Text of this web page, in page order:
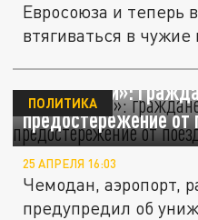
Евросоюза и теперь
втягиваться в
«Есть риски»:
предостережение
ПОЛИТИКА
25 АПРЕЛЯ 16:03
Чемодан, аэропорт,
предупредил об